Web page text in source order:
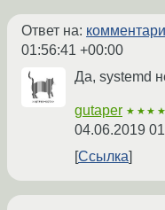
Ответ на:
01:56:41 +00:00
Да, systemd
gutaper
04.06.2019
Ссылка